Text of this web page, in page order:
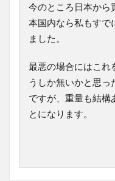
今のところ日本から
本国内なら私もすで
ました。
最悪の場合にはこれ
うしか無いかと思っ
ですが、重量も結構
とになります。